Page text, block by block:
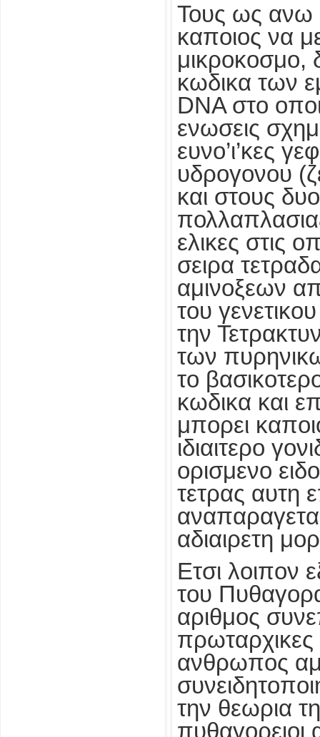
Τους ως ανω
καποιος να
μικροκοσμο,
κωδικα των
DNA στο
ενωσεις
ευνο’ι’κες
υδρογονου
και στους
ελικες στις
σειρα
αμινοξεων
του
την
των
το
κωδικα και
μπορει
ιδιαιτερο
ορισμενο
τετρας αυτη
αδιαιρετη
Ετσι λοιπον
του
αριθμος
ανθρωπος
την θεωρια